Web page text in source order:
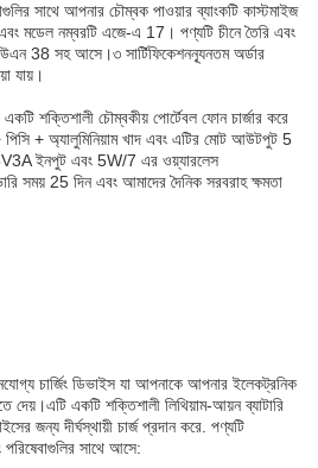
সাথে আপনার চৌম্বক পাওয়ার ব্যাংকটি কাস্টমাইজ
মডেল নম্বরটি এজে-এ 17। পণ্যটি চীনে তৈরি এবং
38 সহ আসে।৩ সার্টিফিকেশনন্যূনতম অর্ডার
যায়।
শক্তিশালী চৌম্বকীয় পোর্টেবল ফোন চার্জার করে
+ অ্যালুমিনিয়াম খাদ এবং এটির মোট আউটপুট 5
ইনপুট এবং 5W/7 এর ওয়্যারলেস
25 দিন এবং আমাদের দৈনিক সরবরাহ ক্ষমতা
চার্জিং ডিভাইস যা আপনাকে আপনার ইলেকট্রনিক
দেয়।এটি একটি শক্তিশালী লিথিয়াম-আয়ন ব্যাটারি
জন্য দীর্ঘস্থায়ী চার্জ প্রদান করে. পণ্যটি
সাথে আসে: